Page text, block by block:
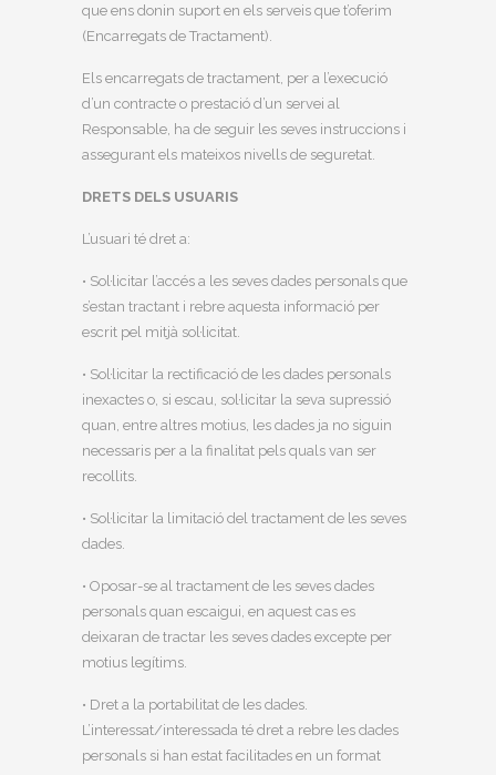
que ens donin suport en els serveis que t’oferim
(Encarregats de Tractament).
Els encarregats de tractament, per a l’execució
d’un contracte o prestació d’un servei al
Responsable, ha de seguir les seves instruccions i
assegurant els mateixos nivells de seguretat.
DRETS DELS USUARIS
L’usuari té dret a:
• Sol·licitar l’accés a les seves dades personals que
s’estan tractant i rebre aquesta informació per
escrit pel mitjà sol·licitat.
• Sol·licitar la rectificació de les dades personals
inexactes o, si escau, sol·licitar la seva supressió
quan, entre altres motius, les dades ja no siguin
necessaris per a la finalitat pels quals van ser
recollits.
• Sol·licitar la limitació del tractament de les seves
dades.
• Oposar-se al tractament de les seves dades
personals quan escaigui, en aquest cas es
deixaran de tractar les seves dades excepte per
motius legítims.
• Dret a la portabilitat de les dades.
L’interessat/interessada té dret a rebre les dades
personals si han estat facilitades en un format